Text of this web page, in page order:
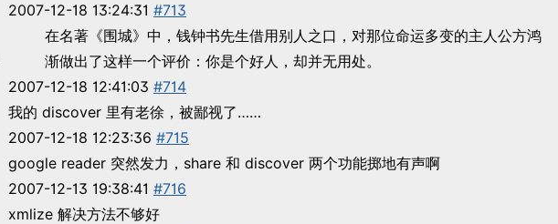
2007-12-18 13:24:31 #713
在名著《围城》中，钱钟书先生借用别人之口，对那位命运多变的主人公方鸿
渐做出了这样一个评价：你是个好人，却并无用处。
2007-12-18 12:41:03 #714
我的 discover 里有老徐，被鄙视了……
2007-12-18 12:23:36 #715
google reader 突然发力，share 和 discover 两个功能掷地有声啊
2007-12-13 19:38:41 #716
xmlize 解决方法不够好